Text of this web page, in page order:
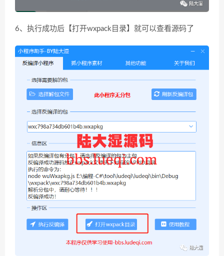
6、执行成功后【打开wxpack目录】就可以查看源码了